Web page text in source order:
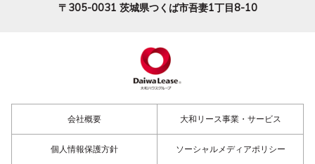
〒305-0031 茨城県つくば市吾妻1丁目8-10
会社概要 大和リース事業・サービス
個人情報保護方針 ソーシャルメディアポリシー